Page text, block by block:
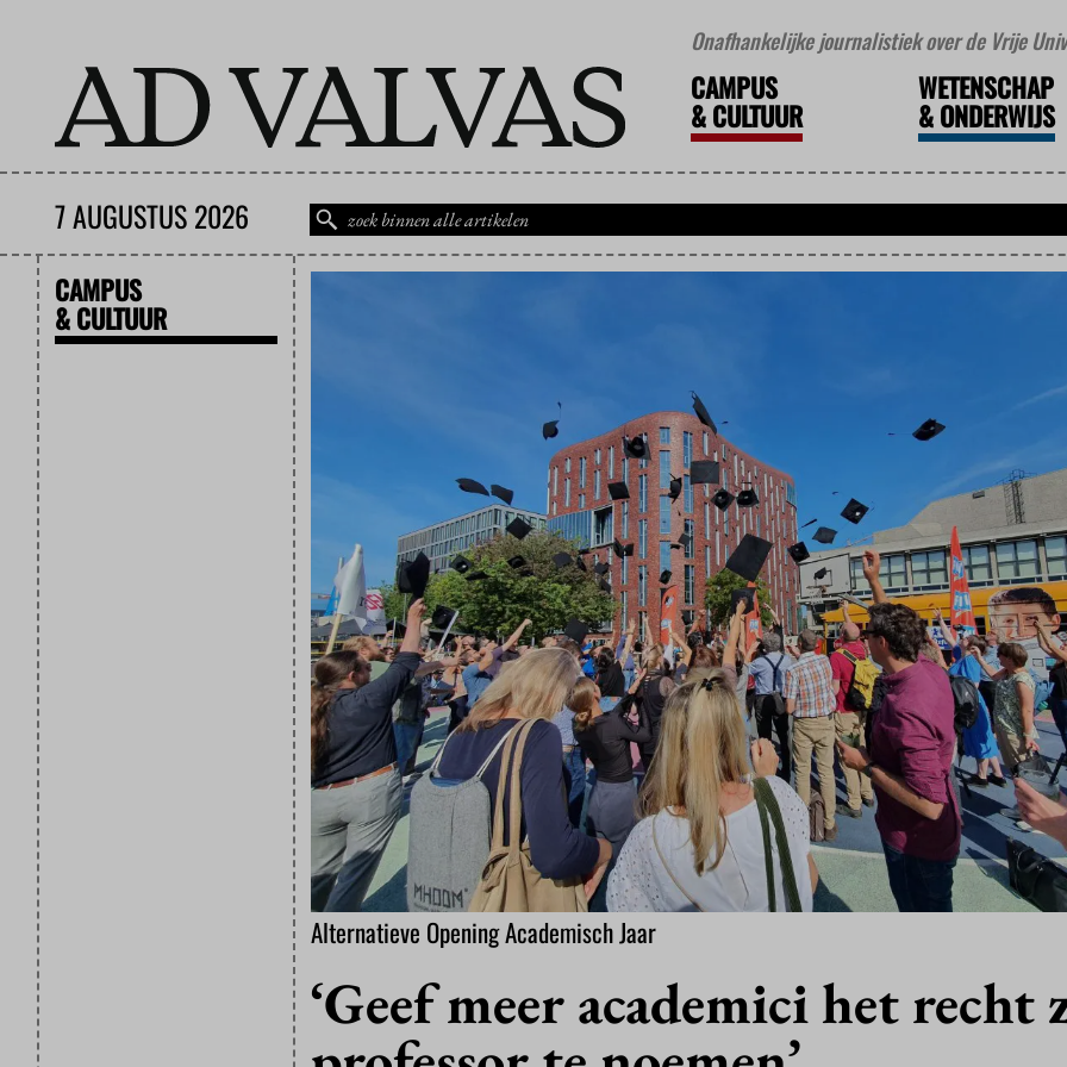
Onafhankelijke journalistiek over de Vrije
CAMPUS
&CULTUUR
WETENSCHAP
&ONDERWIJS
7 AUGUSTUS 2026
CAMPUS
& CULTUUR
Alternatieve Opening Academisch Jaar
‘Geef meer academici het recht